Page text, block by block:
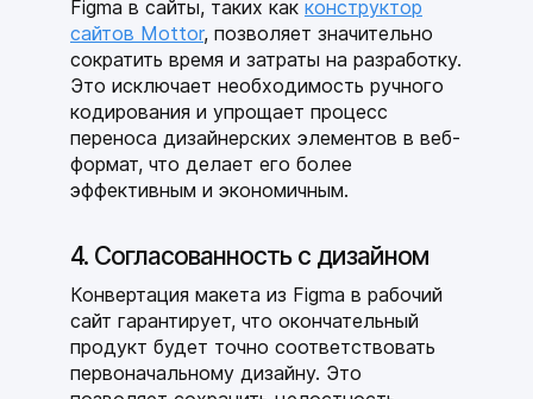
Figma в сайты, таких как конструктор
сайтов Mottor, позволяет значительно
сократить время и затраты на разработку.
Это исключает необходимость ручного
кодирования и упрощает процесс
переноса дизайнерских элементов в веб-
формат, что делает его более
эффективным и экономичным.
4. Согласованность с дизайном
Конвертация макета из Figma в рабочий
сайт гарантирует, что окончательный
продукт будет точно соответствовать
первоначальному дизайну. Это